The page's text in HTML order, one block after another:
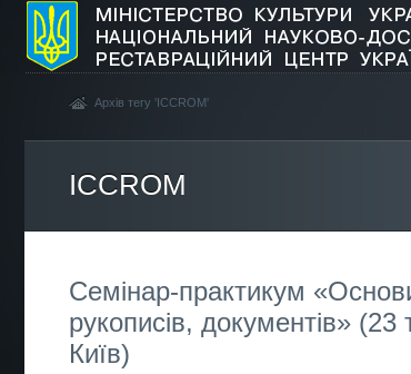
Архів тегу 'ICCROM'
ICCROM
Семінар-практикум
рукописів, документів»
Київ)